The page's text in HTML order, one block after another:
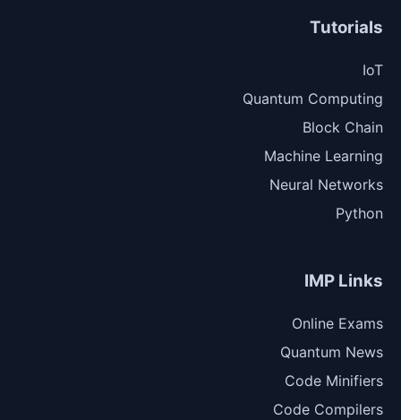
Tutorials
IoT
Quantum Computing
Block Chain
Machine Learning
Neural Networks
Python
IMP Links
Online Exams
Quantum News
Code Minifiers
Code Compilers